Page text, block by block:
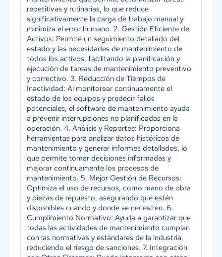
repetitivas y rutinarias, lo que reduce
significativamente la carga de trabajo manual y
minimiza el error humano. 2. Gestión Eficiente de
Activos: Permite un seguimiento detallado del
estado y las necesidades de mantenimiento de
todos los activos, facilitando la planificación y
ejecución de tareas de mantenimiento preventivo
y correctivo. 3. Reducción de Tiempos de
Inactividad: Al monitorear continuamente el
estado de los equipos y predecir fallos
potenciales, el software de mantenimiento ayuda
a prevenir interrupciones no planificadas en la
operación. 4. Análisis y Reportes: Proporciona
herramientas para analizar datos históricos de
mantenimiento y generar informes detallados, lo
que permite tomar decisiones informadas y
mejorar continuamente los procesos de
mantenimiento. 5. Mejor Gestión de Recursos:
Optimiza el uso de recursos, como mano de obra
y piezas de repuesto, asegurando que estén
disponibles cuando y donde se necesiten. 6.
Cumplimiento Normativo: Ayuda a garantizar que
todas las actividades de mantenimiento cumplan
con las normativas y estándares de la industria,
reduciendo el riesgo de sanciones. 7. Integración